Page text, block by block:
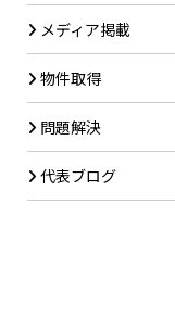
メディア掲載
物件取得
問題解決
代表ブログ